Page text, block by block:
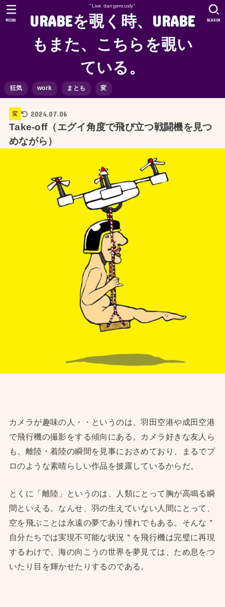
"Live dangerously"
URABEを覗く時、URABE
もまた、こちらを覗い
ている。
狂気 work まとも 変
SEARCH
MENU
変 2024.07.06
Take-off（エグイ角度で飛び立つ戦闘機を見つ
めながら）
カメラが趣味の人・・というのは、羽田空港や成田空港
で飛行機の撮影をする傾向にある。カメラ好きな友人ら
も、離陸・着陸の瞬間を見事におさめており、まるでプ
ロのような素晴らしい作品を披露しているからだ。
とくに「離陸」というのは、人類にとって胸が高鳴る瞬
間といえる。なんせ、羽の生えていない人間にとって、
空を飛ぶことは永遠の夢であり憧れでもある。そんな＂
自分たちでは実現不可能な状況＂を飛行機は完璧に再現
するわけで、海の向こうの世界を夢見ては、ため息をつ
いたり目を輝かせたりするのである。